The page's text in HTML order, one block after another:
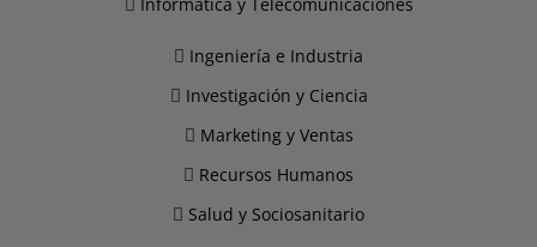
Ingeniería e Industria
Investigación y Ciencia
Marketing y Ventas
Recursos Humanos
Salud y Sociosanitario